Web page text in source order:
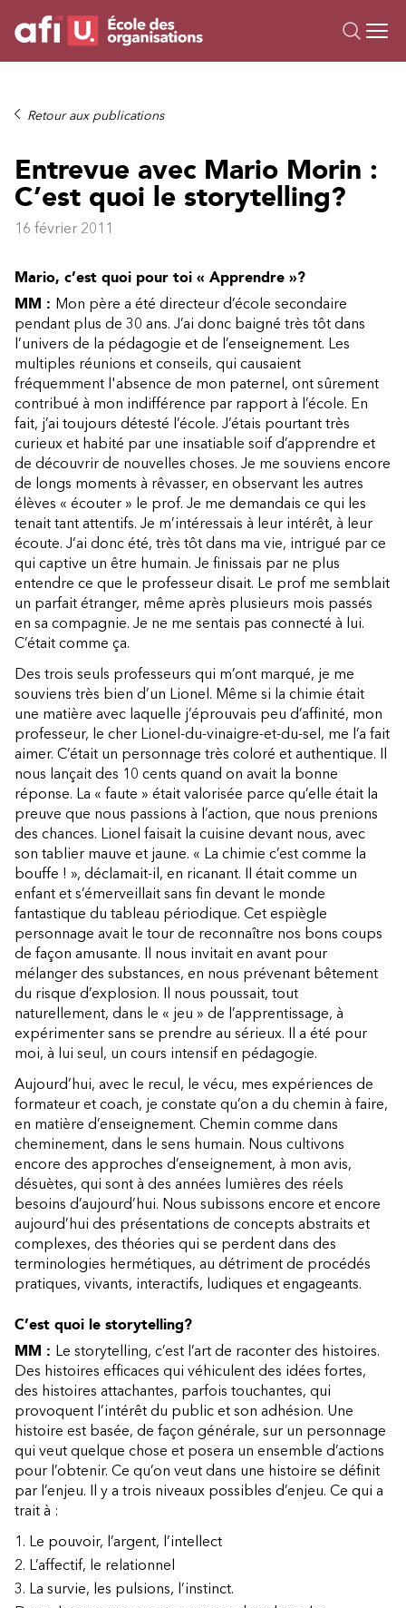
Formations
Sur mesure
À propos
Ressources
Retour aux publications
Entrevue avec Mario Morin :
C’est quoi le storytelling?
16 février 2011
Mario, c’est quoi pour toi « Apprendre »?
MM : Mon père a été directeur d’école secondaire
pendant plus de 30 ans. J’ai donc baigné très tôt dans
l’univers de la pédagogie et de l’enseignement. Les
multiples réunions et conseils, qui causaient
fréquemment l'absence de mon paternel, ont sûrement
contribué à mon indifférence par rapport à l’école. En
fait, j’ai toujours détesté l’école. J’étais pourtant très
curieux et habité par une insatiable soif d’apprendre et
de découvrir de nouvelles choses. Je me souviens encore
de longs moments à rêvasser, en observant les autres
élèves « écouter » le prof. Je me demandais ce qui les
tenait tant attentifs. Je m’intéressais à leur intérêt, à leur
écoute. J‘ai donc été, très tôt dans ma vie, intrigué par ce
qui captive un être humain. Je finissais par ne plus
entendre ce que le professeur disait. Le prof me semblait
un parfait étranger, même après plusieurs mois passés
en sa compagnie. Je ne me sentais pas connecté à lui.
C’était comme ça.
Des trois seuls professeurs qui m’ont marqué, je me
souviens très bien d’un Lionel. Même si la chimie était
une matière avec laquelle j’éprouvais peu d’affinité, mon
professeur, le cher Lionel-du-vinaigre-et-du-sel, me l’a fait
aimer. C’était un personnage très coloré et authentique. Il
nous lançait des 10 cents quand on avait la bonne
réponse. La « faute » était valorisée parce qu’elle était la
preuve que nous passions à l’action, que nous prenions
des chances. Lionel faisait la cuisine devant nous, avec
son tablier mauve et jaune. « La chimie c’est comme la
bouffe ! », déclamait-il, en ricanant. Il était comme un
enfant et s’émerveillait sans fin devant le monde
fantastique du tableau périodique. Cet espiègle
personnage avait le tour de reconnaître nos bons coups
de façon amusante. Il nous invitait en avant pour
mélanger des substances, en nous prévenant bêtement
du risque d’explosion. Il nous poussait, tout
naturellement, dans le « jeu » de l’apprentissage, à
expérimenter sans se prendre au sérieux. Il a été pour
moi, à lui seul, un cours intensif en pédagogie.
Aujourd’hui, avec le recul, le vécu, mes expériences de
formateur et coach, je constate qu’on a du chemin à faire,
en matière d’enseignement. Chemin comme dans
cheminement, dans le sens humain. Nous cultivons
encore des approches d’enseignement, à mon avis,
désuètes, qui sont à des années lumières des réels
besoins d’aujourd’hui. Nous subissons encore et encore
aujourd’hui des présentations de concepts abstraits et
complexes, des théories qui se perdent dans des
terminologies hermétiques, au détriment de procédés
pratiques, vivants, interactifs, ludiques et engageants.
C’est quoi le storytelling?
MM : Le storytelling, c’est l’art de raconter des histoires.
Des histoires efficaces qui véhiculent des idées fortes,
des histoires attachantes, parfois touchantes, qui
provoquent l’intérêt du public et son adhésion. Une
histoire est basée, de façon générale, sur un personnage
qui veut quelque chose et posera un ensemble d’actions
pour l’obtenir. Ce qu’on veut dans une histoire se définit
par l’enjeu. Il y a trois niveaux possibles d’enjeu. Ce qui a
trait à :
Le pouvoir, l’argent, l’intellect
L’affectif, le relationnel
La survie, les pulsions, l’instinct.